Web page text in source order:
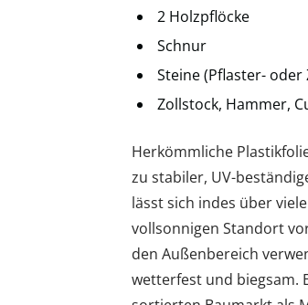
2 Holzpflöcke
Schnur
Steine (Pflaster-
Zollstock, Hammer,
Herkömmliche
zu stabiler, UV-
lässt sich indes über
vollsonnigen Standort
den Außenbereich
wetterfest und biegsam.